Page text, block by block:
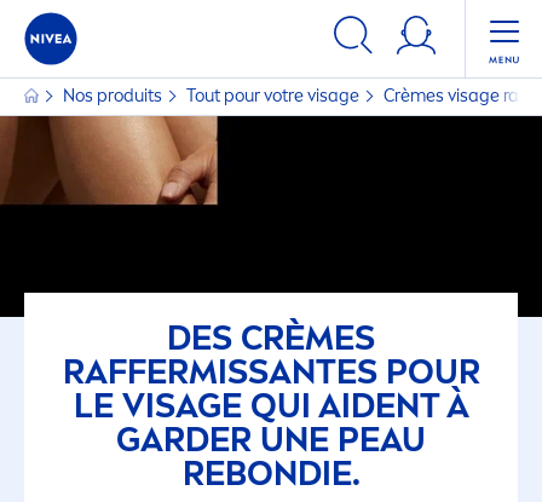
Nos produits Tout pour votre visage Crèmes visage
DES CRÈMES
RAFFERMISSANTES POUR
LE VISAGE QUI AIDENT À
GARDER UNE PEAU
REBONDIE.